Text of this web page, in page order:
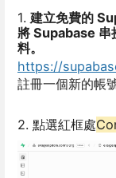
1. 建立免費的
將 Supabase 串
料。
https://
註冊一個新的帳
2. 點選紅框處